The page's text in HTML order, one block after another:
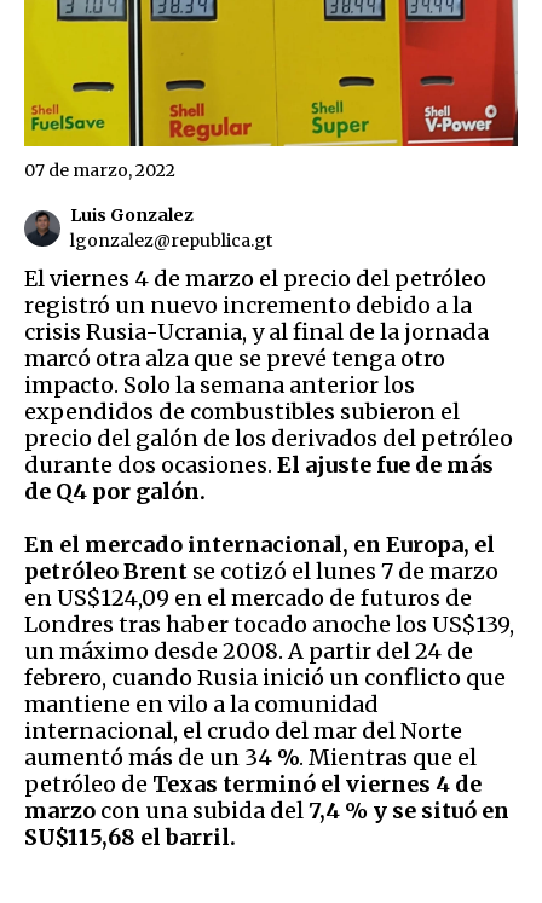
Luis Gonzalez
lgonzalez@republica.gt
07 de marzo, 2022
El viernes 4 de marzo el precio del petróleo
registró un nuevo incremento debido a la
crisis Rusia-Ucrania, y al final de la jornada
marcó otra alza que se prevé tenga otro
impacto. Solo la semana anterior los
expendidos de combustibles subieron el
precio del galón de los derivados del petróleo
durante dos ocasiones. El ajuste fue de más
de Q4 por galón.
En el mercado internacional, en Europa, el
petróleo Brent se cotizó el lunes 7 de marzo
en US$124,09 en el mercado de futuros de
Londres tras haber tocado anoche los US$139,
un máximo desde 2008. A partir del 24 de
febrero, cuando Rusia inició un conflicto que
mantiene en vilo a la comunidad
internacional, el crudo del mar del Norte
aumentó más de un 34 %. Mientras que el
petróleo de Texas terminó el viernes 4 de
marzo con una subida del7,4 % y se situó en
SU$115,68 el barril.